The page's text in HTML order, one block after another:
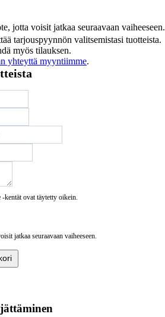
jotta voisit jatkaa seuraavaan vaiheeseen.
tarjouspyynnön valitsemistasi tuotteista.
myös tilauksen.
yhteyttä myyntiimme.
kentät ovat täytetty oikein.
jatkaa seuraavaan vaiheeseen.